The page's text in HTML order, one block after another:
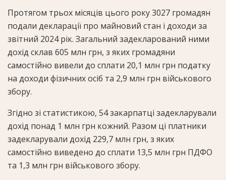
Протягом трьох місяців цього року 3027 громадян
подали декларації про майновий стан і доходи за
звітний 2024 рік. Загальний задекларований ними
дохід склав 605 млн грн, з яких громадяни
самостійно вивели до сплати 20,1 млн грн податку
на доходи фізичних осіб та 2,9 млн грн військового
збору.
Згідно зі статистикою, 54 закарпатці задекларували
дохід понад 1 млн грн кожний. Разом ці платники
задекларували дохід 229,7 млн грн, з яких
самостійно виведено до сплати 13,5 млн грн ПДФО
та 1,3 млн грн військового збору.